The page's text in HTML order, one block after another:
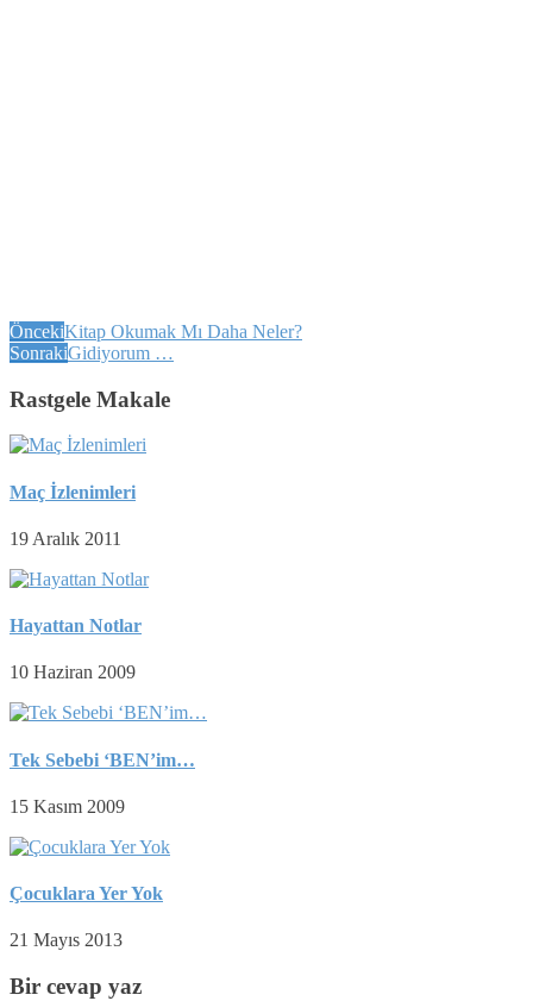
ÖncekiKitap Okumak Mı Daha Neler?
SonrakiGidiyorum …
Rastgele Makale
Maç İzlenimleri
19 Aralık 2011
Hayattan Notlar
10 Haziran 2009
Tek Sebebi ‘BEN’im…
15 Kasım 2009
Çocuklara Yer Yok
21 Mayıs 2013
Bir cevap yaz